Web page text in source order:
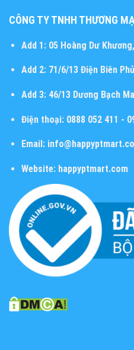
CÔNG TY TNHH THƯƠNG
Add 1:05 Hoàng Dư Khương,
Add 2:71/6/13 Điện Biên
Add 3:46/13 Dương Bạch
Điện thoại:0888 052 411 -
Email:
Website: happyptmart.com